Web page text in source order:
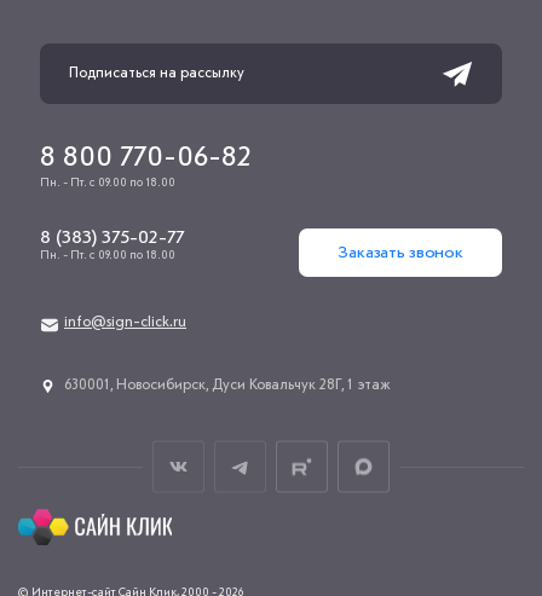
8 800 770-06-82
Пн. - Пт. с 09.00 по 18.00
8 (383) 375-02-77
Пн. - Пт. с 09.00 по 18.00 Заказать звонок
info@sign-click.ru
​630001, Новосибирск, Дуси Ковальчук 28Г, 1 этаж
© Интернет-сайт Сайн Клик, 2000 - 2026